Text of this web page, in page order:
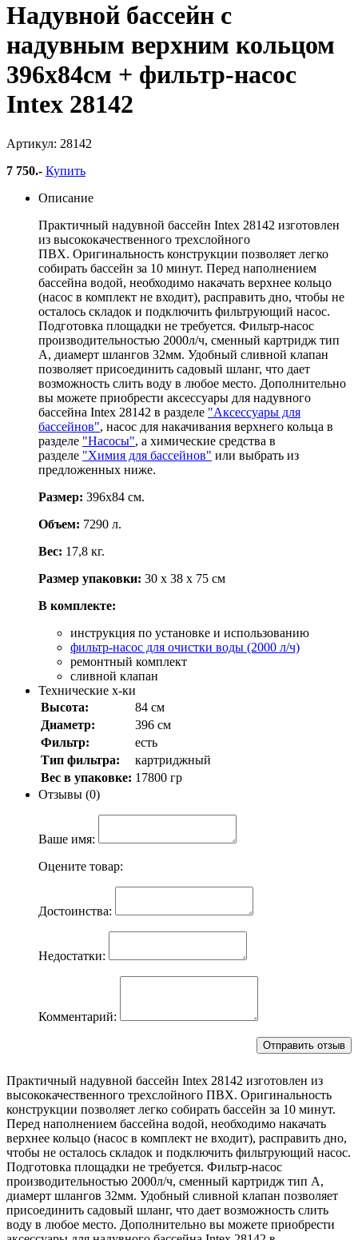
Надувной бассейн с
надувным верхним кольцом
396х84см + фильтр-насос
Intex 28142
Артикул: 28142
7 750.- Купить
Описание
Практичный надувной бассейн Intex 28142 изготовлен
из высококачественного трехслойного
ПВХ. Оригинальность конструкции позволяет легко
собирать бассейн за 10 минут. Перед наполнением
бассейна водой, необходимо накачать верхнее кольцо
(насос в комплект не входит), расправить дно, чтобы не
осталось складок и подключить фильтрующий насос.
Подготовка площадки не требуется. Фильтр-насос
производительностью 2000л/ч, сменный картридж тип
А, диамерт шлангов 32мм. Удобный сливной клапан
позволяет присоединить садовый шланг, что дает
возможность слить воду в любое место. Дополнительно
вы можете приобрести аксессуары для надувного
бассейна Intex 28142 в разделе "Аксессуары для
бассейнов", насос для накачивания верхнего кольца в
разделе "Насосы", а химические средства в
разделе "Химия для бассейнов" или выбрать из
предложенных ниже.
Размер: 396х84 см.
Объем: 7290 л.
Вес: 17,8 кг.
Размер упаковки: 30 х 38 х 75 см
В комплекте:
инструкция по установке и использованию
фильтр-насос для очистки воды (2000 л/ч)
ремонтный комплект
сливной клапан
Технические х-ки
Высота:
84 см
Диаметр:
396 см
Фильтр:
есть
Тип фильтра:
картриджный
Вес в упаковке: 17800 гр
Отзывы (0)
Ваше имя:
Оцените товар:
Достоинства:
Недостатки:
Комментарий:
Практичный надувной бассейн Intex 28142 изготовлен из
высококачественного трехслойного ПВХ. Оригинальность
конструкции позволяет легко собирать бассейн за 10 минут.
Перед наполнением бассейна водой, необходимо накачать
верхнее кольцо (насос в комплект не входит), расправить дно,
чтобы не осталось складок и подключить фильтрующий насос.
Подготовка площадки не требуется. Фильтр-насос
производительностью 2000л/ч, сменный картридж тип А,
диамерт шлангов 32мм. Удобный сливной клапан позволяет
присоединить садовый шланг, что дает возможность слить
воду в любое место. Дополнительно вы можете приобрести